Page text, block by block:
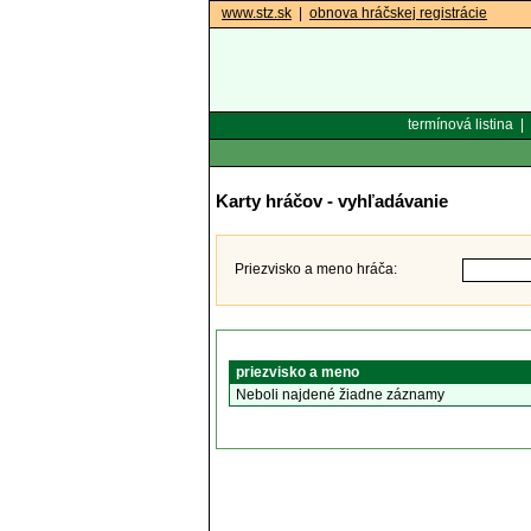
www.stz.sk obnova hráčskej registrácie
termínová listina|
Karty hráčov - vyhľadávanie
Priezvisko a meno hráča:
priezvisko a meno
Neboli najdené žiadne záznamy